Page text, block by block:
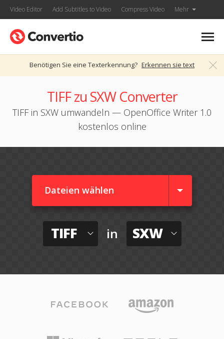
Video Editor Add Subtitles to Video Compress Video Mehr
Benötigen Sie eine Texterkennung? Erkennen sie text
TIFF zu SXW Converter
TIFF in SXW umwandeln — OpenOffice Writer 1.0
kostenlos online
Dateien wählen
TIFF in SXW